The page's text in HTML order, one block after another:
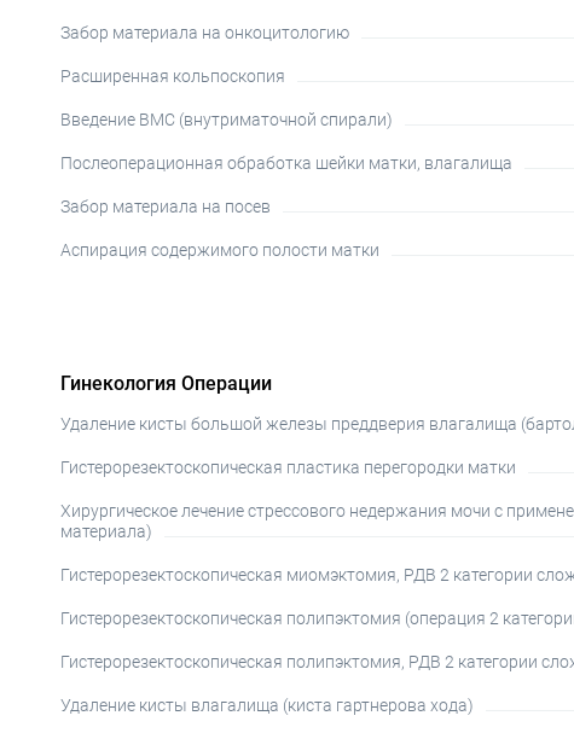
Забор материала на онкоцитологию
Расширенная кольпоскопия
Введение ВМС (внутриматочной спирали)
Послеоперационная обработка шейки матки, влагалища
Забор материала на посев
Аспирация содержимого полости матки
Гинекология Операции
Удаление кисты большой железы преддверия влагалища
Гистерорезектоскопическая пластика перегородки матки
Хирургическое лечение стрессового недержания мочи с
материала)
Гистерорезектоскопическая миомэктомия, РДВ 2 категории
Гистерорезектоскопическая полипэктомия (операция 2
Гистерорезектоскопическая полипэктомия, РДВ 2 категории
Удаление кисты влагалища (киста гартнерова хода)